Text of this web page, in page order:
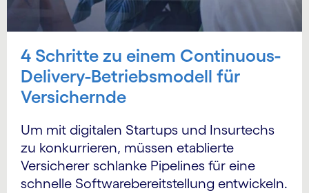
4 Schritte zu einem Continuous-
Delivery-Betriebsmodell für
Versichernde
Um mit digitalen Startups und Insurtechs
zu konkurrieren, müssen etablierte
Versicherer schlanke Pipelines für eine
schnelle Softwarebereitstellung entwickeln.